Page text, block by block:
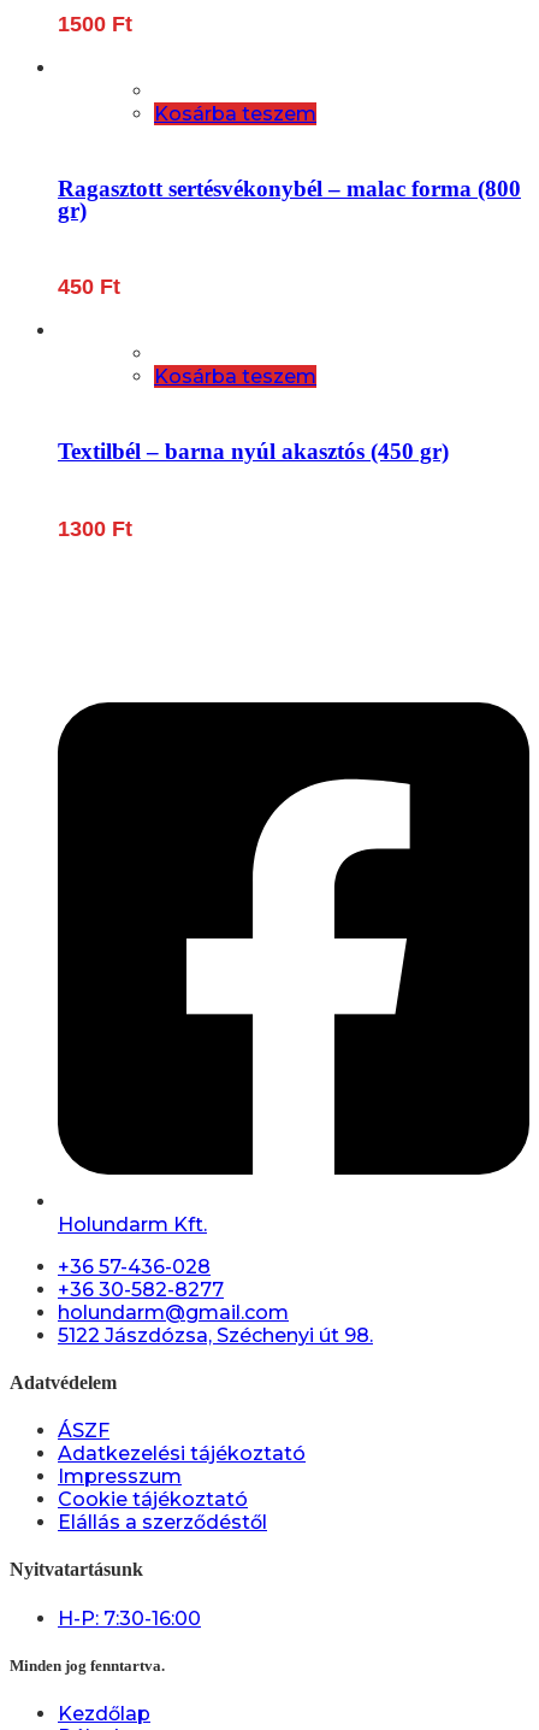
1500 Ft
Kosárba teszem
Ragasztott sertésvékonybél – malac forma (800
gr)
450 Ft
Kosárba teszem
Textilbél – barna nyúl akasztós (450 gr)
1300 Ft
Holundarm Kft.
+36 57-436-028
+36 30-582-8277
holundarm@gmail.com
5122 Jászdózsa, Széchenyi út 98.
Adatvédelem
ÁSZF
Adatkezelési tájékoztató
Impresszum
Cookie tájékoztató
Elállás a szerződéstől
Nyitvatartásunk
H-P: 7:30-16:00
Minden jog fenntartva.
Kezdőlap